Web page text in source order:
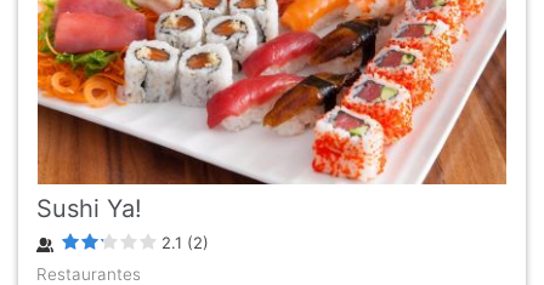
Sushi Ya!
2.1 (2)
Restaurantes